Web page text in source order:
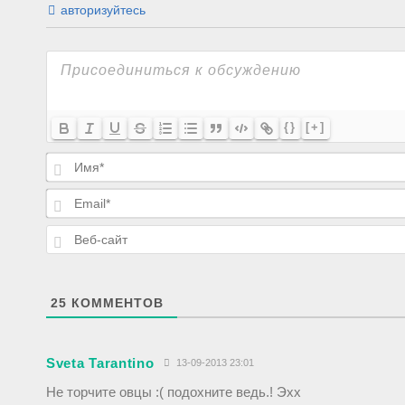
авторизуйтесь
{} [+]
25 КОММЕНТОВ
Sveta Tarantino 13-09-2013 23:01
Не торчите овцы :( подохните ведь.! Эхх